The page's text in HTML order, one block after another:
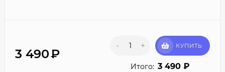
3 490₽
- + КУПИТЬ
Итого: 3 490 ₽